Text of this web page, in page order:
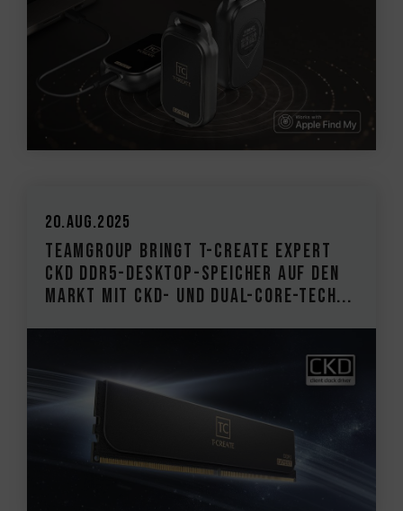
20.Aug.2025
TEAMGROUP bringt T-CREATE EXPERT
CKD DDR5-Desktop-Speicher auf den
Markt Mit CKD- und Dual-Core-Tech...